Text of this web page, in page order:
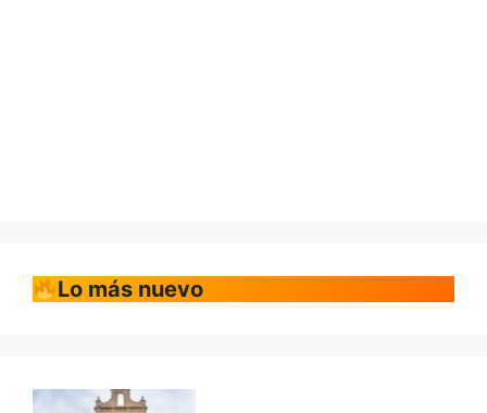
Lo más nuevo